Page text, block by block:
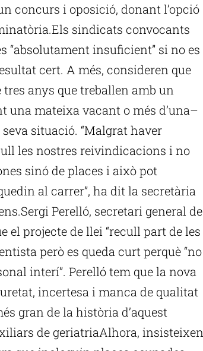
concurs i oposició, donant l’opció
sindicats convocants
“absolutament insuficient” si no es
cert. A més, consideren que
anys que treballen amb un
mateixa vacant o més d’una–
situació. “Malgrat haver
les nostres reivindicacions i no
sinó de places i això pot
al carrer”, ha dit la secretària
Perelló, secretari general de
el projecte de llei “recull part de les
però es queda curt perquè “no
interí”. Perelló tem que la nova
incertesa i manca de qualitat
gran de la història d’aquest
de geriatriaAlhora, insisteixen